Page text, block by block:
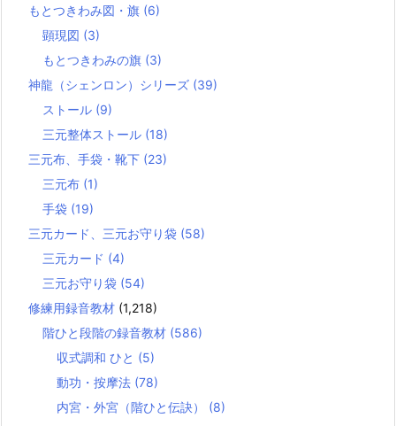
もとつきわみ図・旗 (6)
顕現図 (3)
もとつきわみの旗 (3)
神龍（シェンロン）シリーズ (39)
ストール (9)
三元整体ストール (18)
三元布、手袋・靴下 (23)
三元布 (1)
手袋 (19)
三元カード、三元お守り袋 (58)
三元カード (4)
三元お守り袋 (54)
修練用録音教材 (1,218)
階ひと段階の録音教材 (586)
収式調和 ひと (5)
動功・按摩法 (78)
内宮・外宮（階ひと伝訣） (8)